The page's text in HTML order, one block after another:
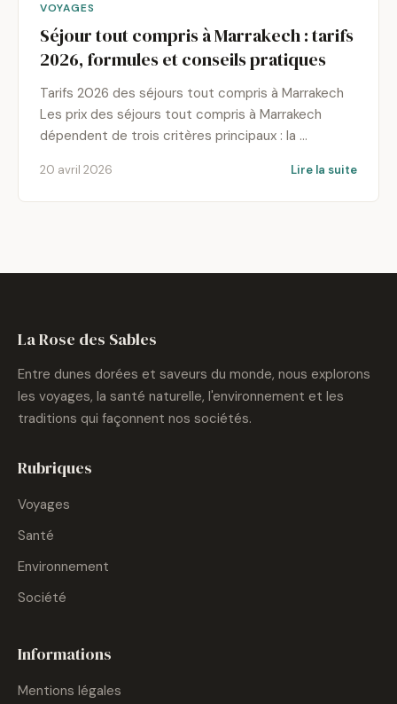
VOYAGES
Séjour tout compris à Marrakech : tarifs
2026, formules et conseils pratiques
Tarifs 2026 des séjours tout compris à Marrakech
Les prix des séjours tout compris à Marrakech
dépendent de trois critères principaux : la …
20 avril 2026 Lire la suite
La Rose des Sables
Entre dunes dorées et saveurs du monde, nous explorons
les voyages, la santé naturelle, l'environnement et les
traditions qui façonnent nos sociétés.
Rubriques
Voyages
Santé
Environnement
Société
Informations
Mentions légales